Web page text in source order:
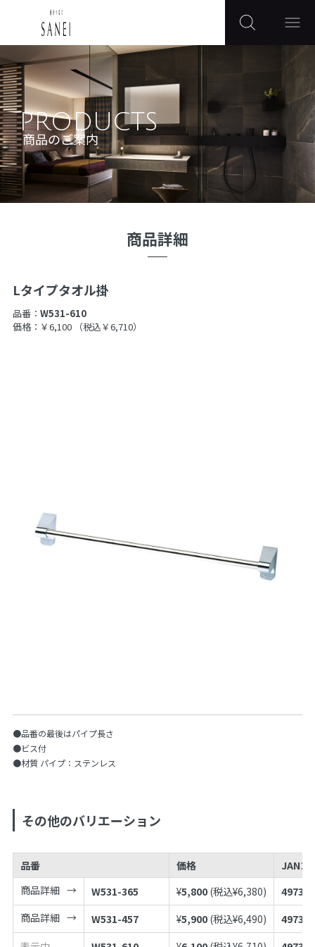
PRODUCTS
商品のご案内
商品詳細
Lタイプタオル掛
品番： W531-610
価格：￥6,100
（税込￥6,710）
●品番の最後はパイプ長さ
●ビス付
●材質 パイプ：ステンレス
その他のバリエーション
品番 価格
JANコ
商品詳細
W531-365 ¥5,800 (税込¥6,380)
商品詳細
W531-457 ¥5,900 (税込¥6,490)